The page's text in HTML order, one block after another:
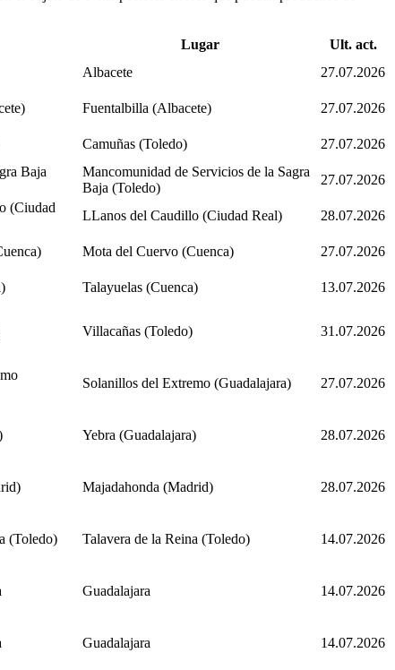
Lugar
Ult. act.
Albacete
27.07.2026
Fuentalbilla (Albacete)
27.07.2026
Camuñas (Toledo)
27.07.2026
Baja
Mancomunidad de Servicios de la Sagra
Baja (Toledo)
27.07.2026
(Ciudad
LLanos del Caudillo (Ciudad Real)
28.07.2026
Mota del Cuervo (Cuenca)
27.07.2026
Talayuelas (Cuenca)
13.07.2026
Villacañas (Toledo) 31.07.2026
Solanillos del Extremo (Guadalajara) 27.07.2026
Yebra (Guadalajara) 28.07.2026
Majadahonda (Madrid) 28.07.2026
(Toledo) Talavera de la Reina (Toledo) 14.07.2026
Guadalajara 14.07.2026
Guadalajara 14.07.2026